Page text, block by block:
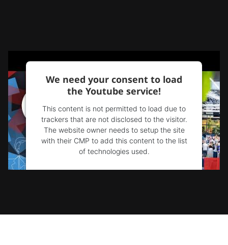
We need your consent to load
the Youtube service!
This content is not permitted to load due to
trackers that are not disclosed to the visitor.
The website owner needs to setup the site
with their CMP to add this content to the list
of technologies used.
Powered byUsercentrics Consent